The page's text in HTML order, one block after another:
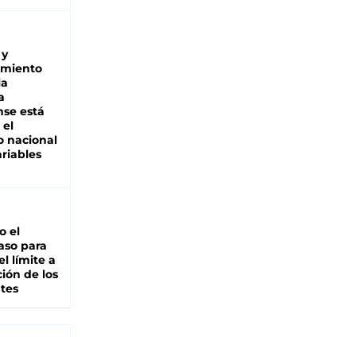
está
el
nacional
el
para
límite a
de los